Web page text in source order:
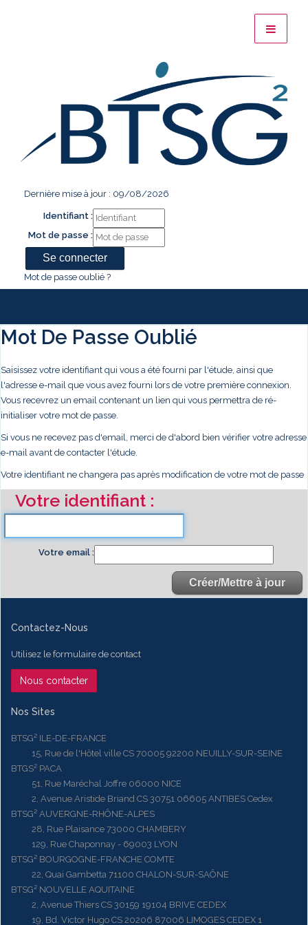
Dernière mise à jour : 09/08/2026
Identifiant :
Mot de passe :
Mot de passe oublié ?
Mot De Passe Oublié
Saisissez votre identifiant qui vous a été fourni par l'étude, ainsi que
l'adresse e-mail que vous avez fourni lors de votre première connexion.
Vous recevrez un email contenant un lien qui vous permettra de ré-
initialiser votre mot de passe.
Si vous ne recevez pas d'email, merci de d'abord bien vérifier votre adresse
e-mail avant de contacter l'étude.
Votre identifiant ne changera pas après modification de votre mot de passe
Votre identifiant
Votre email
Contactez-Nous
Utilisez le formulaire de contact
Nous contacter
Nos Sites
BTSG² ILE-DE-FRANCE
15, Rue de l'Hôtel ville CS 70005 92200 NEUILLY-SUR-SEINE
BTGS² PACA
51, Rue Maréchal Joffre 06000 NICE
2, Avenue Aristide Briand CS 30751 06605 ANTIBES Cedex
BTSG² AUVERGNE-RHÔNE-ALPES
28, Rue Plaisance 73000 CHAMBERY
129, Rue Chaponnay - 69003 LYON
BTSG² BOURGOGNE-FRANCHE COMTE
22, Quai Gambetta 71100 CHALON-SUR-SAÔNE
BTSG² NOUVELLE AQUITAINE
2, Avenue Thiers CS 30159 19104 BRIVE CEDEX
19, Bd. Victor Hugo CS 20206 87006 LIMOGES CEDEX 1